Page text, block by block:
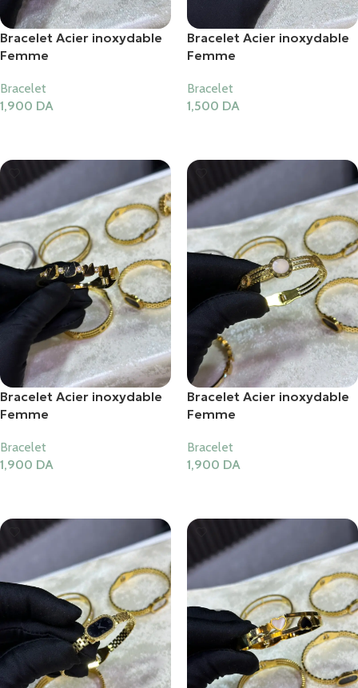
Bracelet Acier inoxydable
Femme
Bracelet
1,900 DA
Bracelet Acier inoxydable
Femme
Bracelet
1,500 DA
Bracelet Acier inoxydable
Femme
Bracelet
1,900 DA
Bracelet Acier inoxydable
Femme
Bracelet
1,900 DA